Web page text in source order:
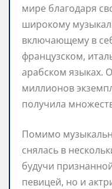
мире благодаря
широкому
включающему в
французском,
арабском языках.
миллионов
получила
Помимо
снялась в
будучи
певицей, но и